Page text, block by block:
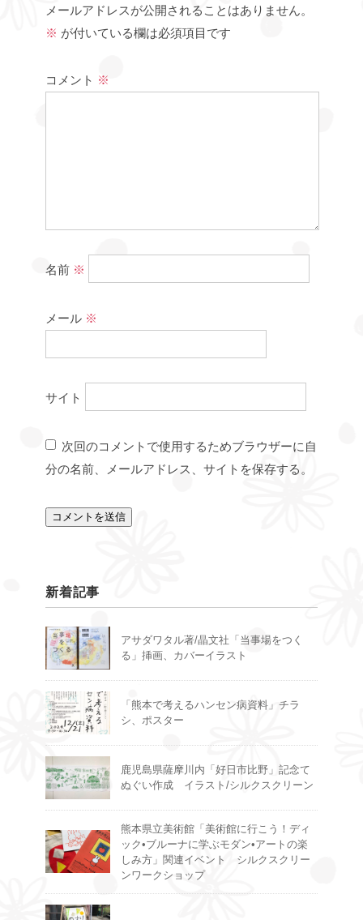
メールアドレスが公開されることはありません。
※ が付いている欄は必須項目です
コメント ※
名前 ※
メール ※
サイト
次回のコメントで使用するためブラウザーに自
分の名前、メールアドレス、サイトを保存する。
新着記事
アサダワタル著/晶文社「当事場をつく
る」挿画、カバーイラスト
「熊本で考えるハンセン病資料」チラ
シ、ポスター
鹿児島県薩摩川内「好日市比野」記念て
ぬぐい作成 イラスト/シルクスクリーン
熊本県立美術館「美術館に行こう！ディ
ック•ブルーナに学ぶモダン•アートの楽
しみ方」関連イベント シルクスクリー
ンワークショップ